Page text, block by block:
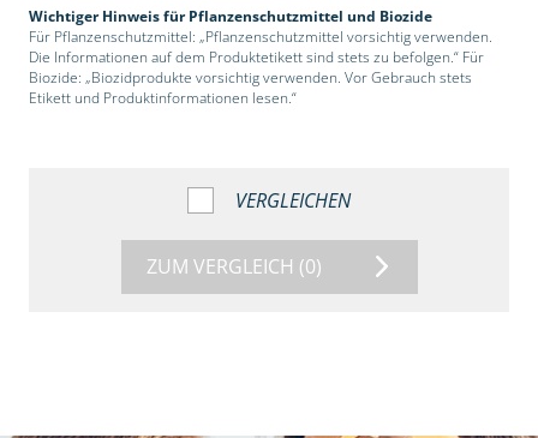
Wichtiger Hinweis für Pflanzenschutzmittel und Biozide
Für Pflanzenschutzmittel: „Pflanzenschutzmittel vorsichtig verwenden.
Die Informationen auf dem Produktetikett sind stets zu befolgen.“ Für
Biozide: „Biozidprodukte vorsichtig verwenden. Vor Gebrauch stets
Etikett und Produktinformationen lesen.“
VERGLEICHEN
ZUM VERGLEICH (0)